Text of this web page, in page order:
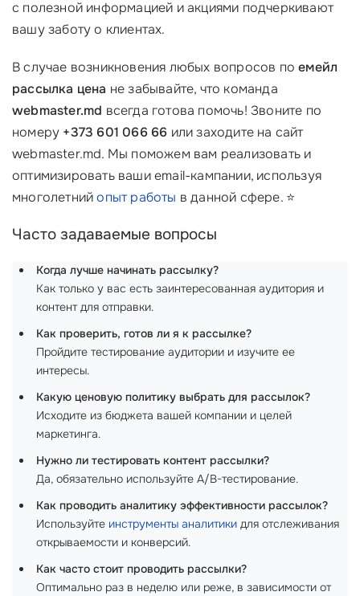
с полезной информацией и акциями подчеркивают
вашу заботу о клиентах.
В случае возникновения любых вопросов поемейл
рассылка цена не забывайте, что команда
webmaster.md всегда готова помочь! Звоните по
номеру +373 601 066 66 или заходите на сайт
webmaster.md. Мы поможем вам реализовать и
оптимизировать ваши email-кампании, используя
многолетнийопыт работы в данной сфере. ⭐
Часто задаваемые вопросы
Когда лучше начинать рассылку?
Как только у вас есть заинтересованная аудитория и
контент для отправки.
Как проверить, готов ли я к рассылке?
Пройдите тестирование аудитории и изучите ее
интересы.
Какую ценовую политику выбрать для рассылок?
Исходите из бюджета вашей компании и целей
маркетинга.
Нужно ли тестировать контент рассылки?
Да, обязательно используйте A/B-тестирование.
Как проводить аналитику эффективности рассылок?
Используйте инструменты аналитики для отслеживания
открываемости и конверсий.
Как часто стоит проводить рассылки?
Оптимально раз в неделю или реже, в зависимости от